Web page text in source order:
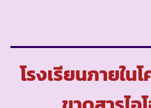
โรงเรียนภายใน